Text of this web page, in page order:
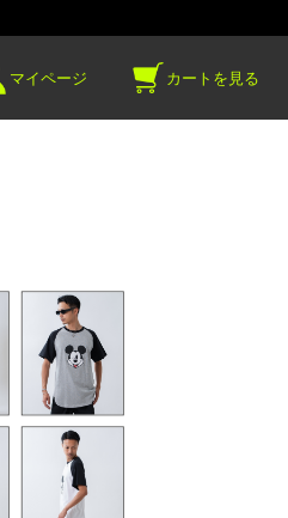
マイページ カートを見る